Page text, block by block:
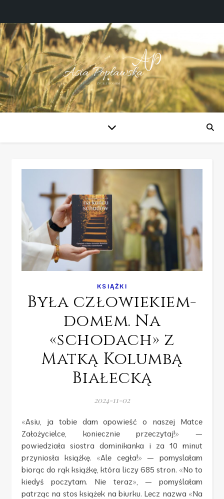
KSIĄŻKI
Była człowiekiem-
domem. Na
«schodach» z
Matką Kolumbą
Białecką
2024-11-02
«Asiu, ja tobie dam opowieść o naszej Matce
Założycielce, koniecznie przeczytaj!» —
powiedziała siostra dominikanka i za 10 minut
przyniosła książkę. «Ale cegła!» — pomyslałam
biorąc do rąk książkę, która liczy 685 stron. «No to
kiedyś poczytam. Nie teraz», — pomyślałam
patrząc na stos książek na biurku. Lecz nazwa «Na